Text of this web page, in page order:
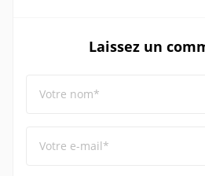
Laissez un
Votre nom*
Votre e-mail*